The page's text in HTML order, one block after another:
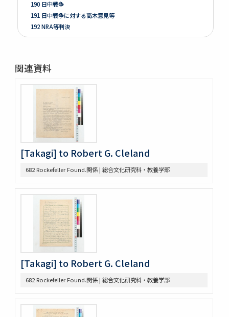
190 日中戦争
191 日中戦争に対する高木意見等
192 NRA等判決
261 Prologue
264 Mitsubishi
275 Phillips Civil War & Reconstruction
280 Van Tyne C.H Method of Hist. Research
281 Van Tyne Constitutional Hist.
287 McLaughlin, Reading Notes CONST. H. I.
289 Reading Notes
293 Pacific
304 Lincoln
368 Const.’l law
371 Brown bibliography, Journal Club, U of M, 1921-22
372 Bibliography on League of Nations
373 Bibliography, Hibiya Lib’y, Carnegie Endowment
Donation
375 Bibliographical Tools, Bibliography on the Relations
bet. US + Far East
380 DOW, EARLE W. (UM) Note Taking
388 Elections, 1934-1936
389 Election of 1936
393 軍備制限
397 Hawai Jap Popula
関連資料
[Takagi] to Robert G. Cleland
682 Rockefeller Found.関係 | 総合文化研究科・教養学部
[Takagi] to Robert G. Cleland
682 Rockefeller Found.関係 | 総合文化研究科・教養学部